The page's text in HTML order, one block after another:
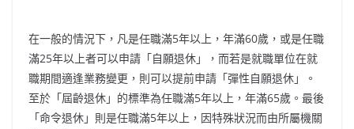
在一般的情況下，凡是任職滿5年以上，年滿60歲，或是任職
滿25年以上者可以申請「自願退休」，而若是就職單位在就
職期間適逢業務變更，則可以提前申請「彈性自願退休」。
至於「屆齡退休」的標準為任職滿5年以上，年滿65歲。最後
「命令退休」則是任職滿5年以上，因特殊狀況而由所屬機關